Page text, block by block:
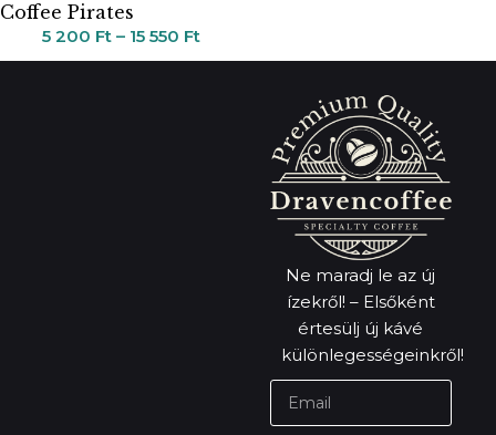
Coffee Pirates
5 200 Ft – 15 550 Ft
Ne maradj le az új
ízekről! – Elsőként
értesülj új kávé
különlegességeinkről!